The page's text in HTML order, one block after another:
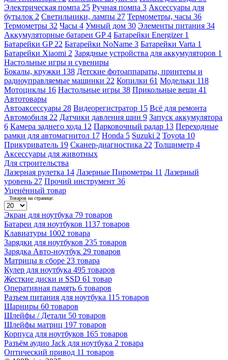
Электрическая помпа 25 Ручная помпа 3 Аксессуары для
бутылок 2 Светильники, лампы 27 Термометры, часы 36
Термометры 32 Часы 4 Умный дом 30 Элементы питания 34
Аккумуляторные батареи GP4 Батарейки Energizer 1
Батарейки GP 22 Батарейки NoName 3 Батарейки Varta 1
Батарейки Xiaomi 2 Зарядные устройства для аккумуляторов 1
Настольные игры и сувениры
Бокалы, кружки 138 Детские фотоаппараты, принтеры и
радиоуправляемые машинки 22 Копилки 61 Модельки 118
Мотоциклы 16 Настольные игры 38 Прикольные вещи 41
Автотовары
Автоаксессуары 28 Видеорегистратор 15 Всё для ремонта
Автомобиля 22 Датчики давления шин 9 Запуск аккумулятора
6 Камера заднего хода 12 Парковочный радар 13 Переходные
рамки для автомагнитол 17 Honda 5 Suzuki 2 Toyota 10
Прикуриватель 19 Сканер-диагностика 22 Толщиметр 4
Аксессуары для животных
Для строительства
Лазерная рулетка 14 Лазерные Пирометры 11 Лазерный
уровень 27 Прочий инструмент 36
Уценённый товар
Товаров на странице:
Экран для ноутбука 79 товаров
Батареи для ноутбуков 1137 товаров
Клавиатуры 1002 товара
Зарядки для ноутбуков 235 товаров
Зарядка Авто-ноутбук 29 товаров
Матрицы в сборе 23 товара
Кулер для ноутбука 495 товаров
Жесткие диски и SSD 61 товар
Оперативная память 6 товаров
Разъем питания для ноутбука 115 товаров
Шарниры 60 товаров
Шлейфы / Детали 50 товаров
Шлейфы матриц 197 товаров
Корпуса для ноутбуков 165 товаров
Разъём аудио Jack для ноутбука 2 товара
Оптический привод 11 товаров